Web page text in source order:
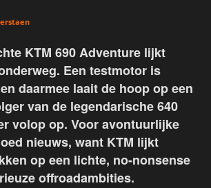
KTM 690 Adventure lijkt
Een testmotor is
daarmee laait de hoop op een
van de legendarische 640
volop op. Voor avontuurlijke
nieuws, want KTM lijkt
op een lichte, no-nonsense
offroadambities.